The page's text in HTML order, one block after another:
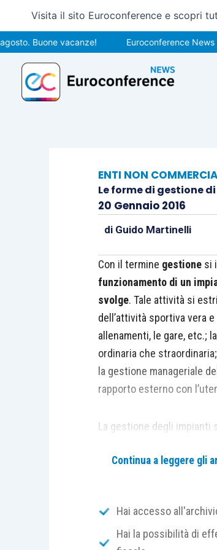
contenuto
Visita il sito Euroconference e scopri
Buone vacanze! Euroconference News
ENTI NON
Le forme di gestione
20 Gennaio 2016
di Guido Martinelli
Con il termine gestione si
funzionamento di un
svolge. Tale attività si
dell’attività sportiva vera
allenamenti, le gare, etc.;
ordinaria che
la gestione manageriale
rapporto esterno con
La gestione degli impianti
GESTIONE
dilettantistiche.
Continua a leggere gli
Hai accesso
Hai la possibilità di